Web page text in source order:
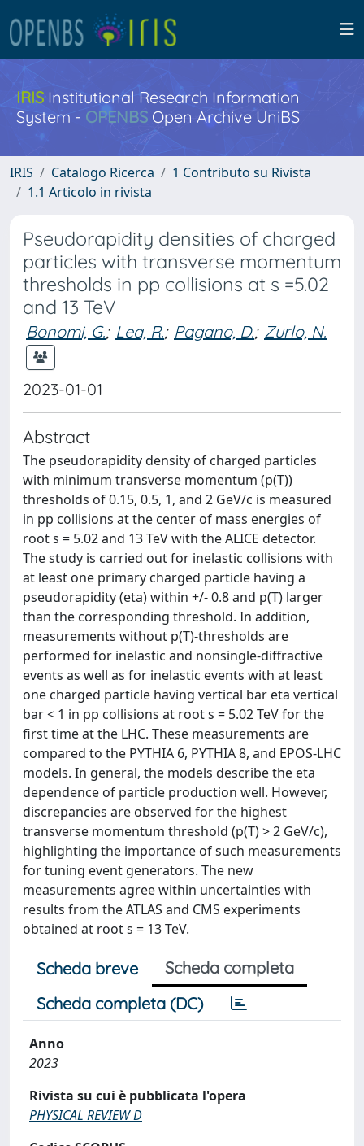
IRISInstitutional Research Information
System - OPENBS Open Archive UniBS
IRIS Catalogo Ricerca
1 Contributo su Rivista
1.1 Articolo in rivista
Pseudorapidity densities of charged
particles with transverse momentum
thresholds in pp collisions at s =5.02
and 13 TeV
Bonomi, G.; Lea, R.; Pagano, D.; Zurlo, N.
2023-01-01
Abstract
The pseudorapidity density of charged particles
with minimum transverse momentum (p(T))
thresholds of 0.15, 0.5, 1, and 2 GeV/c is measured
in pp collisions at the center of mass energies of
root s = 5.02 and 13 TeV with the ALICE detector.
The study is carried out for inelastic collisions with
at least one primary charged particle having a
pseudorapidity (eta) within +/- 0.8 and p(T) larger
than the corresponding threshold. In addition,
measurements without p(T)-thresholds are
performed for inelastic and nonsingle-diffractive
events as well as for inelastic events with at least
one charged particle having vertical bar eta vertical
bar < 1 in pp collisions at root s = 5.02 TeV for the
first time at the LHC. These measurements are
compared to the PYTHIA 6, PYTHIA 8, and EPOS-LHC
models. In general, the models describe the eta
dependence of particle production well. However,
discrepancies are observed for the highest
transverse momentum threshold (p(T) > 2 GeV/c),
highlighting the importance of such measurements
for tuning event generators. The new
measurements agree within uncertainties with
results from the ATLAS and CMS experiments
obtained at root s = 13 TeV.
Scheda breve
Scheda completa
Scheda completa (DC)
Anno
2023
Rivista su cui è pubblicata l'opera
PHYSICAL REVIEW D